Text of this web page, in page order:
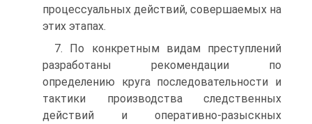
процессуальных действий, совершаемых на
этих этапах.
7. По конкретным видам преступлений
разработаны рекомендации по
определению круга последовательности и
тактики производства следственных
действий и оперативно-разыскных